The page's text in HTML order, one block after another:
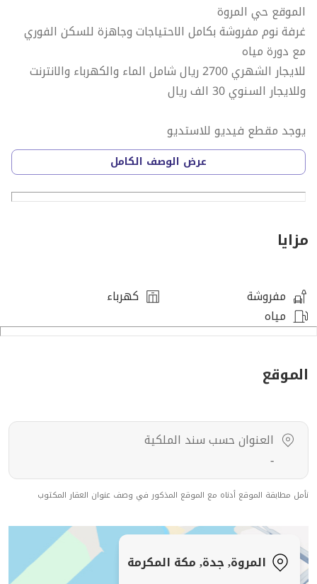
الموقع حي المروة
غرفة نوم مفروشة بكامل الاحتياجات وجاهزة للسكن الفوري
مع دورة مياه
للايجار الشهري 2700 ريال شامل الماء والكهرباء والانترنت
وللايجار السنوي 30 الف ريال
يوجد مقطع فيديو للاستديو
نرجو التواصل عبر الواتساب. .
عرض الوصف الكامل
مزايا
مفروشة
كهرباء
مياه
الموقع
العنوان حسب سند الملكية
-
نأمل مطابقة الموقع أدناه مع الموقع المذكور في وصف عنوان العقار المكتوب
المروة, جدة, مكة المكرمة